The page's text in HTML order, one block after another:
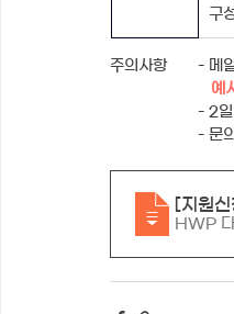
구
주의
예
- 2
-
[지원
HWP